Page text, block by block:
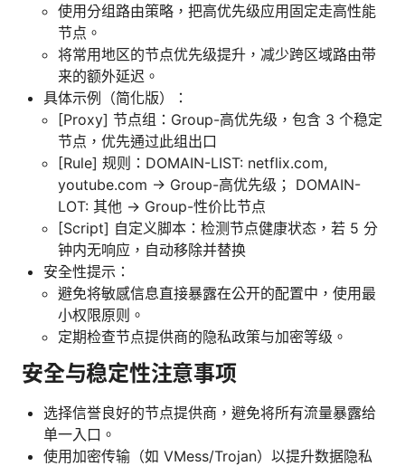
使用分组路由策略，把高优先级应用固定走高性能
节点。
将常用地区的节点优先级提升，减少跨区域路由带
来的额外延迟。
具体示例（简化版）：
[Proxy] 节点组：Group-高优先级，包含 3 个稳定
节点，优先通过此组出口
[Rule] 规则：DOMAIN-LIST: netflix.com,
youtube.com → Group-高优先级； DOMAIN-
LOT: 其他 → Group-性价比节点
[Script] 自定义脚本：检测节点健康状态，若 5 分
钟内无响应，自动移除并替换
安全性提示：
避免将敏感信息直接暴露在公开的配置中，使用最
小权限原则。
定期检查节点提供商的隐私政策与加密等级。
安全与稳定性注意事项
选择信誉良好的节点提供商，避免将所有流量暴露给
单一入口。
使用加密传输（如 VMess/Trojan）以提升数据隐私